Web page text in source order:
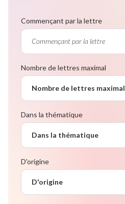
Commençant par la lettre
Nombre de lettres maximal
Nombre de lettres maximal
Dans la thématique
Dans la thématique
D'origine
D'origine